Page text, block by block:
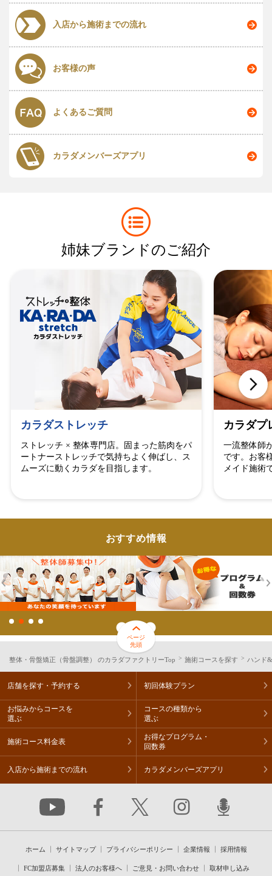
入店から施術までの流れ
お客様の声
よくあるご質問
カラダメンバーズアプリ
姉妹ブランドのご紹介
カラダストレッチ
ストレッチ × 整体専門店。固まった筋肉をパ
ートナーストレッチで気持ちよく伸ばし、ス
ムーズに動くカラダを目指します。
カラダプ
一流整体師
です。お客
メイド施術
おすすめ情報
ページ
先頭
整体・骨盤矯正（骨盤調整） のカラダファクトリーTop 施術コースを探す ハンド
店舗を探す・予約する 初回体験プラン
お悩みからコースを
選ぶ
コースの種類から
選ぶ
施術コース料金表
お得なプログラム・
回数券
入店から施術までの流れ カラダメンバーズアプリ
ホーム サイトマップ プライバシーポリシー 企業情報 採用情報
FC加盟店募集 法人のお客様へ ご意見・お問い合わせ 取材申し込み